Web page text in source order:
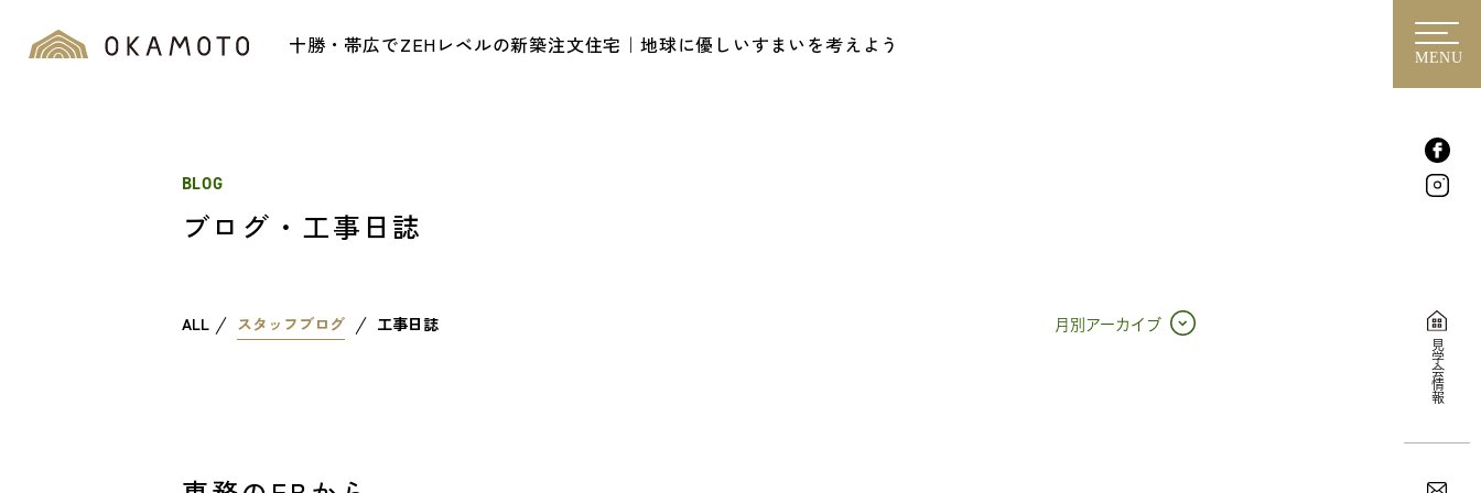
十勝・帯広でZEHレベルの新築注文住宅｜地球に優しいすまいを考えよう
MENU
見学会情報
BLOG
ブログ・工事日誌
ALL スタッフブログ 工事日誌 月別アーカイブ